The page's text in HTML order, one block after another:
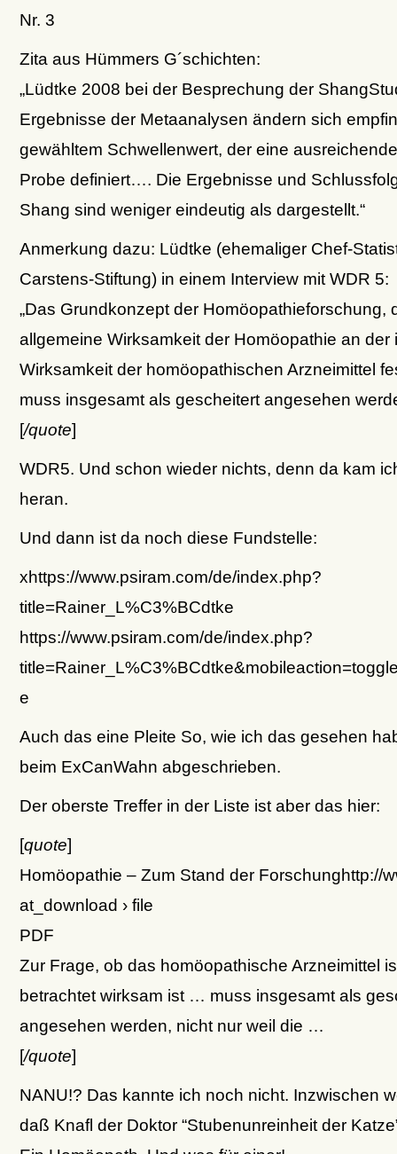
Nr. 3
Zita aus Hümmers G´schichten:
„Lüdtke 2008 bei der Besprechung der
Ergebnisse der Metaanalysen ändern sich
gewähltem Schwellenwert, der eine
Probe definiert…. Die Ergebnisse und
Shang sind weniger eindeutig als dargestellt.“
Anmerkung dazu: Lüdtke (ehemaliger Chef-
Carstens-Stiftung) in einem Interview mit WDR 5:
„Das Grundkonzept der Homöopathieforschung,
allgemeine Wirksamkeit der Homöopathie an der
Wirksamkeit der homöopathischen Arzneimittel
muss insgesamt als gescheitert angesehen
[/quote]
WDR5. Und schon wieder nichts, denn da kam
heran.
Und dann ist da noch diese Fundstelle:
xhttps://www.psiram.com/de/index.php?
title=Rainer_L%C3%BCdtke
https://www.psiram.com/de/index.php?
e
Auch das eine Pleite So, wie ich das gesehen
beim ExCanWahn abgeschrieben.
Der oberste Treffer in der Liste ist aber das hier:
[quote]
Homöopathie – Zum Stand der Forschunghttp://
at_download › file
PDF
Zur Frage, ob das homöopathische Arzneimittel
betrachtet wirksam ist … muss insgesamt als
angesehen werden, nicht nur weil die …
[/quote]
NANU!? Das kannte ich noch nicht. Inzwischen
daß Knafl der Doktor “Stubenunreinheit der